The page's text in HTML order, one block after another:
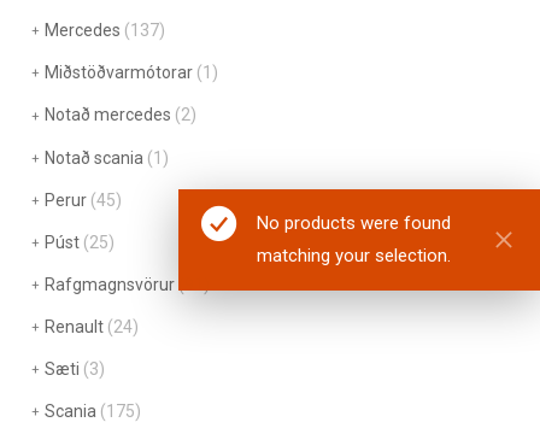
No products were found
matching your selection.
Mercedes (137)
Miðstöðvarmótorar (1)
Notað mercedes (2)
Notað scania (1)
Perur (45)
Púst (25)
Rafgmagnsvörur
Renault (24)
Sæti (3)
Scania (175)